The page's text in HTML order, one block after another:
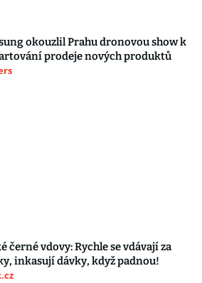
okouzlil Prahu dronovou show k
prodeje nových produktů
černé vdovy: Rychle se vdávají za
inkasují dávky, když padnou!